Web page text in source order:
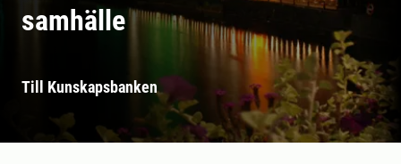
samhälle
Till Kunskapsbanken